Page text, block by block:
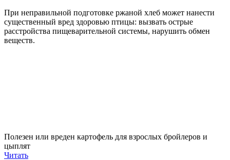
При неправильной подготовке ржаной хлеб может нанести
существенный вред здоровью птицы: вызвать острые
расстройства пищеварительной системы, нарушить обмен
веществ.
Полезен или вреден картофель для взрослых бройлеров и
цыплят
Читать